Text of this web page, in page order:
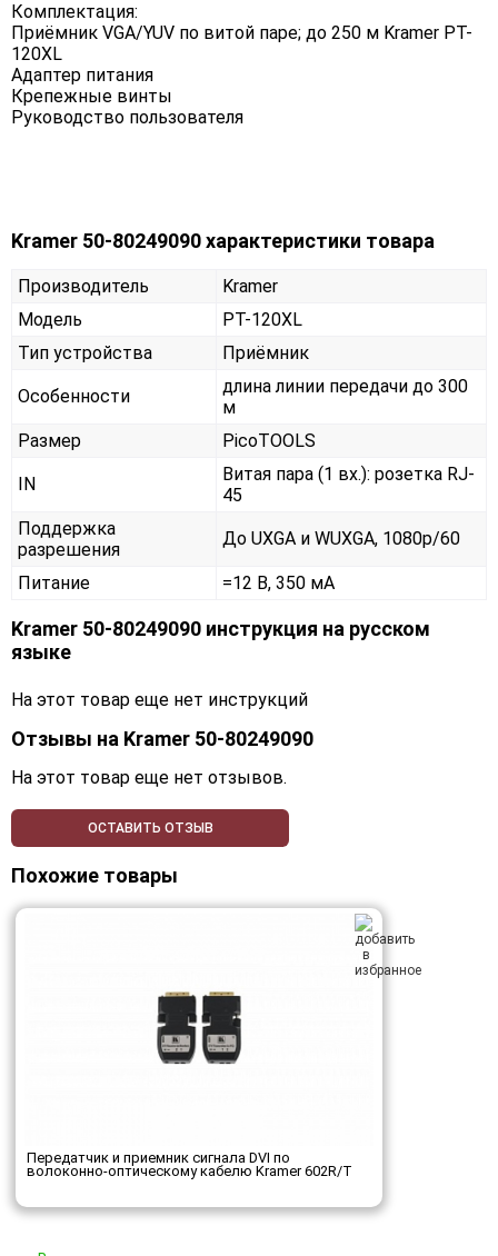
Комплектация:
Приёмник VGA/YUV по витой паре; до 250 м Kramer PT-
120XL
Адаптер питания
Крепежные винты
Руководство пользователя
Kramer 50-80249090 характеристики товара
Производитель
Kramer
Модель
PT-120XL
Тип устройства
Приёмник
Особенности
длина линии передачи до 300
м
Размер
PicoTOOLS
IN
Витая пара (1 вх.): розетка RJ-
45
Поддержка
разрешения
До UXGA и WUXGA, 1080p/60
Питание =12 В, 350 мА
Kramer 50-80249090 инструкция на русском
языке
На этот товар еще нет инструкций
Отзывы на Kramer 50-80249090
На этот товар еще нет отзывов.
ОСТАВИТЬ ОТЗЫВ
Похожие товары
Передатчик и приемник сигнала DVI по
волоконно-оптическому кабелю Kramer 602R/T